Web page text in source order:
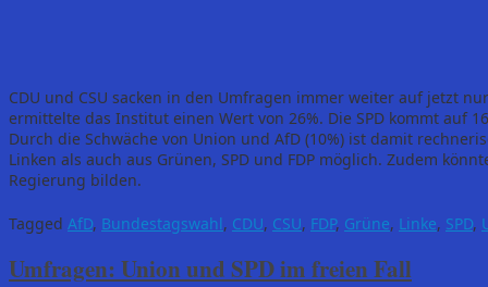
CDU und CSU sacken in den Umfragen immer weiter auf jetzt
ermittelte das Institut einen Wert von 26%. Die SPD kommt auf
Durch die Schwäche von Union und AfD (10%) ist damit
Linken als auch aus Grünen, SPD und FDP möglich. Zudem
Regierung bilden.
Tagged AfD, Bundestagswahl, CDU, CSU, FDP, Grüne, Linke, SPD,
Umfragen: Union und SPD im freien Fall